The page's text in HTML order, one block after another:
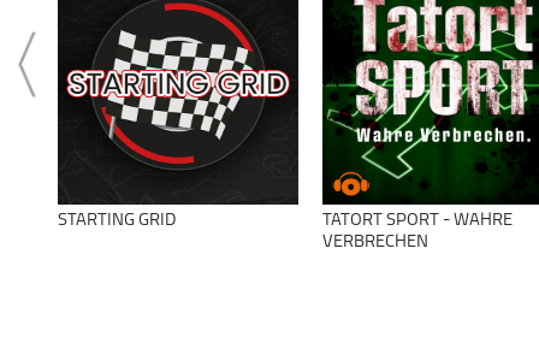
STARTING GRID
TATORT SPORT - WAHRE
VERBRECHEN